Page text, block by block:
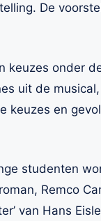
De
keuzes onder
uit de
en
studenten
Remco
van Hans